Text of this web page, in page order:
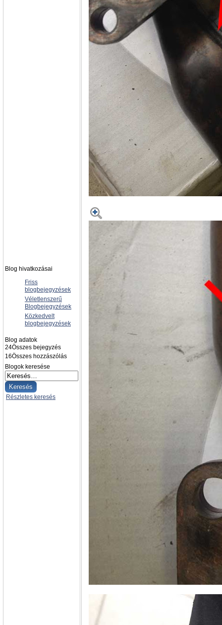
Blog hivatkozásai
Friss
blogbejegyzések
Véletlenszerű
Blogbejegyzések
Közkedvelt
blogbejegyzések
Blog adatok
24Összes bejegyzés
16Összes hozzászólás
Blogok keresése
Részletes keresés